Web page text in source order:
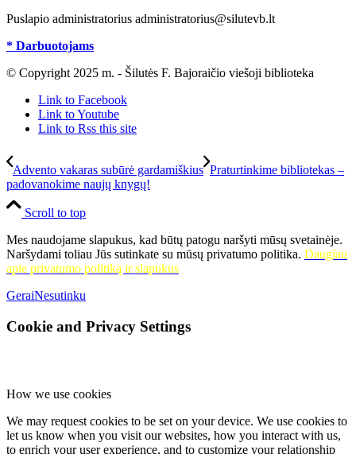
Puslapio administratorius administratorius@silutevb.lt
* Darbuotojams
© Copyright 2025 m. - Šilutės F. Bajoraičio viešoji biblioteka
Link to Facebook
Link to Youtube
Link to Rss this site
Advento vakaras subūrė gardamiškius Praturtinkime bibliotekas –
padovanokime naujų knygų!
Scroll to top
Mes naudojame slapukus, kad būtų patogu naršyti mūsų svetainėje.
Naršydami toliau Jūs sutinkate su mūsų privatumo politika. Daugiau
apie privatumo politiką ir slapukus
GeraiNesutinku
Cookie and Privacy Settings
How we use cookies
We may request cookies to be set on your device. We use cookies to
let us know when you visit our websites, how you interact with us,
to enrich your user experience, and to customize your relationship